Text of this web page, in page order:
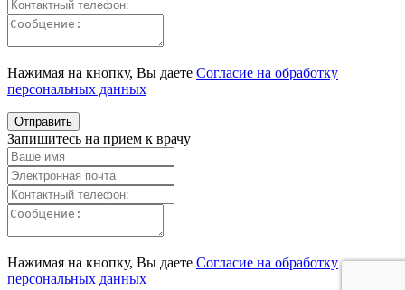
Нажимая на кнопку, Вы даете Согласие на обработку
персональных данных
Запишитесь на прием к врачу
Нажимая на кнопку, Вы даете Согласие на обработку
персональных данных